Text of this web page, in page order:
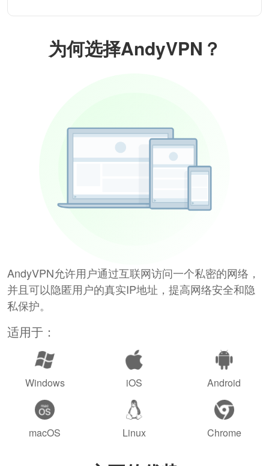
为何选择AndyVPN？
AndyVPN允许用户通过互联网访问一个私密的网络，
并且可以隐匿用户的真实IP地址，提高网络安全和隐
私保护。
适用于：
Windows iOS Android
macOS Linux Chrome